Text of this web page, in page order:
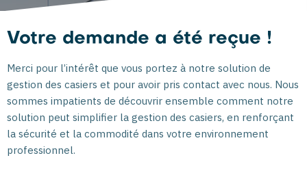
Votre demande a été reçue !
Merci pour l’intérêt que vous portez à notre solution de
gestion des casiers et pour avoir pris contact avec nous. Nous
sommes impatients de découvrir ensemble comment notre
solution peut simplifier la gestion des casiers, en renforçant
la sécurité et la commodité dans votre environnement
professionnel.